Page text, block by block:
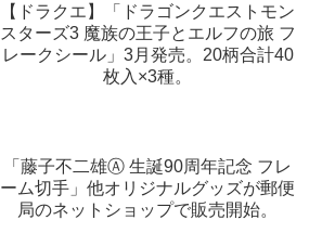
【ドラクエ】「ドラゴンクエストモン
スターズ3 魔族の王子とエルフの旅 フ
レークシール」3月発売。20柄合計40
枚入×3種。
「藤子不二雄Ⓐ 生誕90周年記念 フレ
ーム切手」他オリジナルグッズが郵便
局のネットショップで販売開始。